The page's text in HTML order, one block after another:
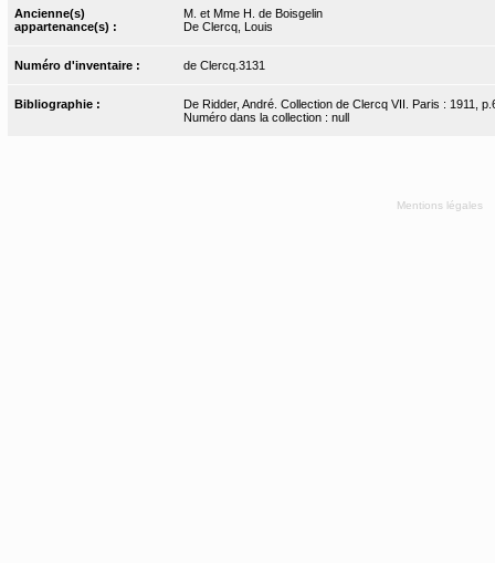
Ancienne(s)
appartenance(s) :
M. et Mme H. de Boisgelin
De Clercq, Louis
Numéro d'inventaire : de Clercq.3131
Bibliographie :
De Ridder, André. Collection de Clercq VII. Paris : 1911,
Numéro dans la collection : null
Mentions légales